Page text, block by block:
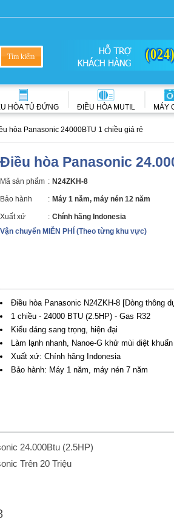
HÒA TỦ ĐỨNG ĐIỀU HÒA MUTIL MÁY
hòa Panasonic 24000BTU 1 chiều giá rẻ
Điều hòa Panasonic
Mã sản phẩm : N24ZKH-8
Bảo hành : Máy 1 năm, máy nén 12 năm
Xuất xứ : Chính hãng Indonesia
Vận chuyển MIỄN PHÍ (Theo từng khu vực)
Điều hòa Panasonic N24ZKH-8 [Dòng thông
1 chiều - 24000 BTU (2.5HP) - Gas R32
Kiểu dáng sang trọng, hiện đại
Làm lạnh nhanh, Nanoe-G khử mùi diệt khuẩn
Xuất xứ: Chính hãng Indonesia
Bảo hành: Máy 1 năm, máy nén 7 năm
24.000Btu (2.5HP)
Trên 20 Triệu